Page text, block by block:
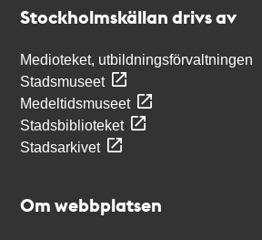
Stockholmskällan drivs av
Medioteket, utbildningsförvaltningen
Stadsmuseet
Medeltidsmuseet
Stadsbiblioteket
Stadsarkivet
Om webbplatsen